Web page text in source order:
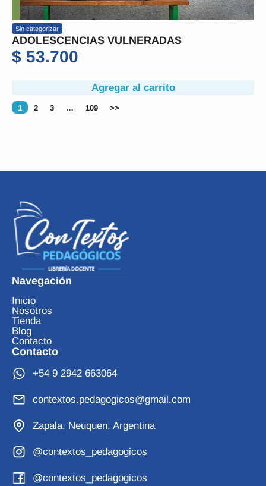
Sin categorizar
ADOLESCENCIAS VULNERADAS
$ 53.700
Agregar al carrito
1 2 3 … 109 >>
Navegación
Inicio
Nosotros
Tienda
Blog
Contacto
Contacto
+54 9 2942 663064
contextos.pedagogicos@gmail.com
Zapala, Neuquen, Argentina
@contextos_pedagogicos
@contextos_pedagogicos